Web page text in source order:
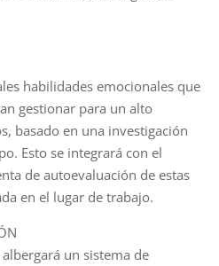
habilidades emocionales que
gestionar para un alto
basado en una investigación
Esto se integrará con el
de autoevaluación de estas
en el lugar de trabajo.
un sistema de